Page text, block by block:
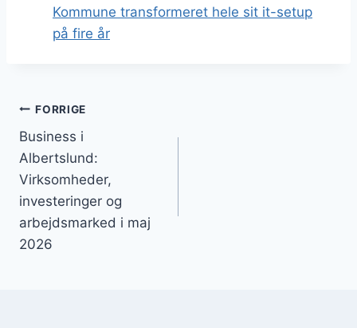
Kommune transformeret hele sit it-setup
på fire år
Indlægsnavigation
FORRIGE
Business i
Albertslund:
Virksomheder,
investeringer og
arbejdsmarked i maj
2026